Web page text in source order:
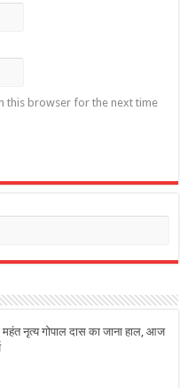
this browser for the next time
नृत्य गोपाल दास का जाना हाल, आज